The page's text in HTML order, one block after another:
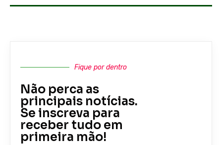
Fique por dentro
Não perca as
principais notícias.
Se inscreva para
receber tudo em
primeira mão!